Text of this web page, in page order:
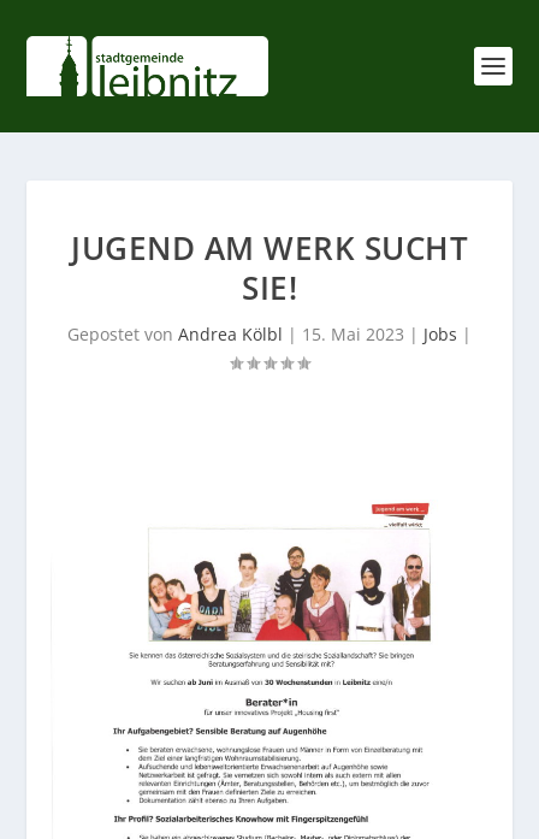
JUGEND AM WERK SUCHT
SIE!
Gepostet von Andrea Kölbl | 15. Mai 2023 | Jobs |